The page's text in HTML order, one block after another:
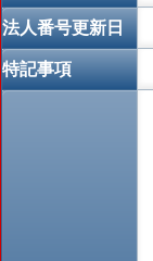
法人番号更新日
特記事項